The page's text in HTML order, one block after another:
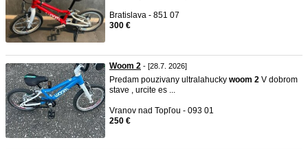
Bratislava - 851 07
300 €
Woom 2 - [28.7. 2026]
Predam pouzivany ultralahucky woom 2 V dobrom
stave , urcite es ...
Vranov nad Topľou - 093 01
250 €